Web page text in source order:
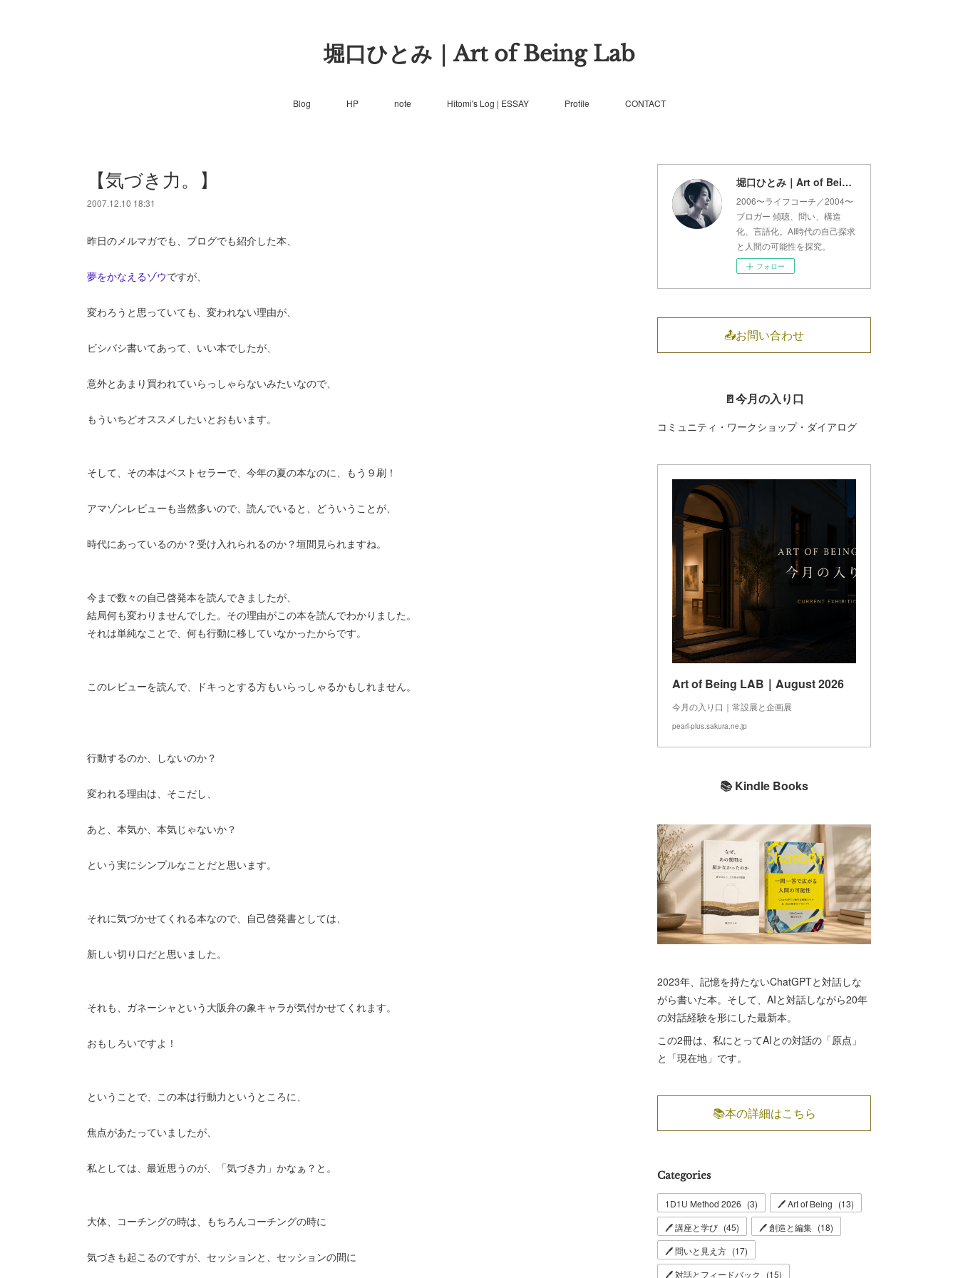
堀口ひとみ｜Art of Being Lab
Blog HP note Hitomi's Log | ESSAY Profile CONTACT
【気づき力。】
2007.12.10 18:31
昨日のメルマガでも、ブログでも紹介した本、
夢をかなえるゾウですが、
変わろうと思っていても、変われない理由が、
ビシバシ書いてあって、いい本でしたが、
意外とあまり買われていらっしゃらないみたいなので、
もういちどオススメしたいとおもいます。
そして、その本はベストセラーで、今年の夏の本なのに、もう９刷！
アマゾンレビューも当然多いので、読んでいると、どういうことが、
時代にあっているのか？受け入れられるのか？垣間見られますね。
今まで数々の自己啓発本を読んできましたが、
結局何も変わりませんでした。その理由がこの本を読んでわかりました。
それは単純なことで、何も行動に移していなかったからです。
このレビューを読んで、ドキっとする方もいらっしゃるかもしれません。
行動するのか、しないのか？
変われる理由は、そこだし、
あと、本気か、本気じゃないか？
という実にシンプルなことだと思います。
それに気づかせてくれる本なので、自己啓発書としては、
新しい切り口だと思いました。
それも、ガネーシャという大阪弁の象キャラが気付かせてくれます。
おもしろいですよ！
ということで、この本は行動力というところに、
焦点があたっていましたが、
私としては、最近思うのが、「気づき力」かなぁ？と。
大体、コーチングの時は、もちろんコーチングの時に
気づきも起こるのですが、セッションと、セッションの間に
堀口ひとみ｜Art of Being Lab
2006〜ライフコーチ／2004〜
ブロガー 傾聴、問い、構造
化、言語化。AI時代の自己探求
と人間の可能性を探究。
フォロー
📤お問い合わせ
🚪今月の入り口
コミュニティ・ワークショップ・ダイアログ
Art of Being LAB｜August 2026
今月の入り口｜常設展と企画展
pearl-plus.sakura.ne.jp
📚 Kindle Books
2023年、記憶を持たないChatGPTと対話しな
がら書いた本。そして、AIと対話しながら20年
の対話経験を形にした最新本。
この2冊は、私にとってAIとの対話の「原点」
と「現在地」です。
📚本の詳細はこちら
Categories
1D1U Method 2026 (3) 🖊 Art of Being (13)
🖊 講座と学び (45) 🖊 創造と編集 (18)
🖊 問いと見え方 (17)
🖊 対話とフィードバック
(15)